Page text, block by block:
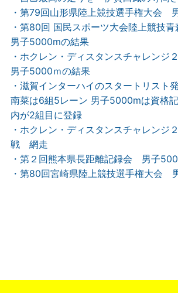
・第79回山形県陸上競技選手権大会
・第80回 国民スポーツ大会陸上競技
男子5000mの結果
・ホクレン・ディスタンスチャレンジ
男子5000ｍの結果
・滋賀インターハイのスタートリスト
南菜は6組5レーン 男子5000mは資格
内が2組目に登録
・ホクレン・ディスタンスチャレンジ
戦 網走
・第２回熊本県長距離記録会 男子
・第80回宮崎県陸上競技選手権大会